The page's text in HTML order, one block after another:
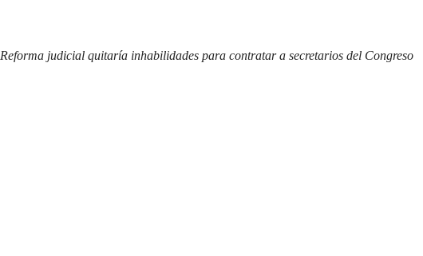
Reforma judicial quitaría inhabilidades para contratar a secretarios del Congreso